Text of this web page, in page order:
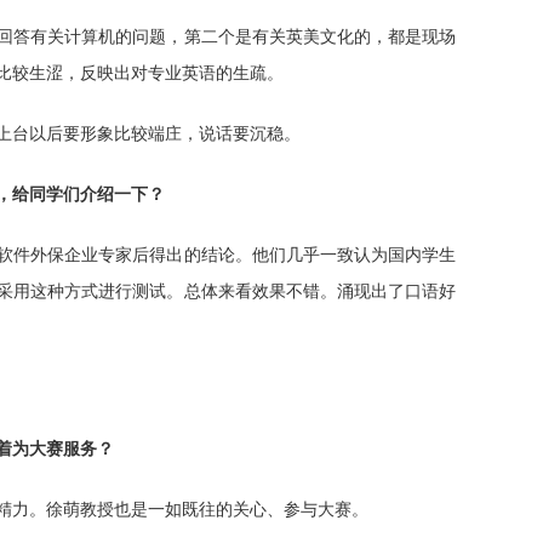
有关计算机的问题，第二个是有关英美文化的，都是现场
生涩，反映出对专业英语的生疏。
以后要形象比较端庄，说话要沉稳。
给同学们介绍一下？
外保企业专家后得出的结论。他们几乎一致认为国内学生
用这种方式进行测试。总体来看效果不错。涌现出了口语好
为大赛服务？
。徐萌教授也是一如既往的关心、参与大赛。